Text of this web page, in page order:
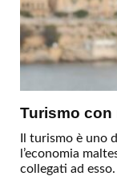
Turismo
Il turismo è uno
l’economia
collegati ad